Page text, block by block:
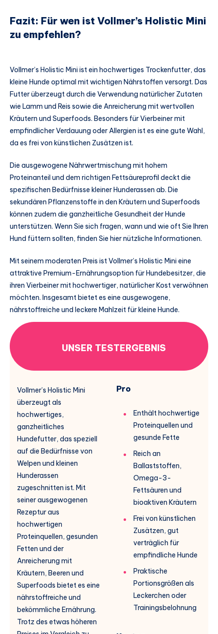
Fazit: Für wen ist Vollmer’s Holistic Mini
zu empfehlen?
Vollmer’s Holistic Mini ist ein hochwertiges Trockenfutter, das
kleine Hunde optimal mit wichtigen Nährstoffen versorgt. Das
Futter überzeugt durch die Verwendung natürlicher Zutaten
wie Lamm und Reis sowie die Anreicherung mit wertvollen
Kräutern und Superfoods. Besonders für Vierbeiner mit
empfindlicher Verdauung oder Allergien ist es eine gute Wahl,
da es frei von künstlichen Zusätzen ist.
Die ausgewogene Nährwertmischung mit hohem
Proteinanteil und dem richtigen Fettsäureprofil deckt die
spezifischen Bedürfnisse kleiner Hunderassen ab. Die
sekundären Pflanzenstoffe in den Kräutern und Superfoods
können zudem die ganzheitliche Gesundheit der Hunde
unterstützen. Wenn Sie sich fragen, wann und wie oft Sie Ihren
Hund füttern sollten, finden Sie hier nützliche Informationen.
Mit seinem moderaten Preis ist Vollmer’s Holistic Mini eine
attraktive Premium-Ernährungsoption für Hundebesitzer, die
ihren Vierbeiner mit hochwertiger, natürlicher Kost verwöhnen
möchten. Insgesamt bietet es eine ausgewogene,
nährstoffreiche und leckere Mahlzeit für kleine Hunde.
UNSER TESTERGEBNIS
Vollmer’s Holistic Mini
überzeugt als
hochwertiges,
ganzheitliches
Hundefutter, das speziell
auf die Bedürfnisse von
Welpen und kleinen
Hunderassen
zugeschnitten ist. Mit
seiner ausgewogenen
Rezeptur aus
hochwertigen
Proteinquellen, gesunden
Fetten und der
Anreicherung mit
Kräutern, Beeren und
Superfoods bietet es eine
nährstoffreiche und
bekömmliche Ernährung.
Trotz des etwas höheren
Pro
Enthält hochwertige
Proteinquellen und
gesunde Fette
Reich an
Ballaststoffen,
Omega-3-
Fettsäuren und
bioaktiven Kräutern
Frei von künstlichen
Zusätzen, gut
verträglich für
empfindliche Hunde
Praktische
Portionsgrößen als
Leckerchen oder
Trainingsbelohnung